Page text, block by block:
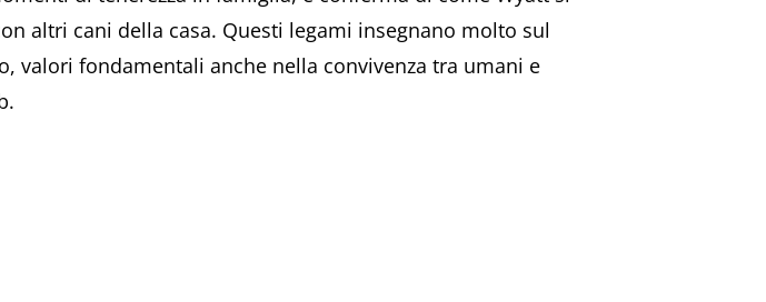
altri cani della casa. Questi legami insegnano molto sul
valori fondamentali anche nella convivenza tra umani e